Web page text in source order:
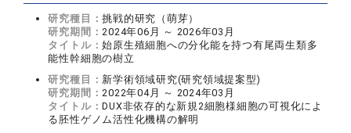
研究種目：挑戦的研究（萌芽）
研究期間： 2024年06月 ～ 2026年03月
タイトル：始原生殖細胞への分化能を持つ有尾両生類多
能性幹細胞の樹立
研究種目： 新学術領域研究(研究領域提案型)
研究期間： 2022年04月 ～ 2024年03月
タイトル：DUX非依存的な新規2細胞様細胞の可視化によ
る胚性ゲノム活性化機構の解明